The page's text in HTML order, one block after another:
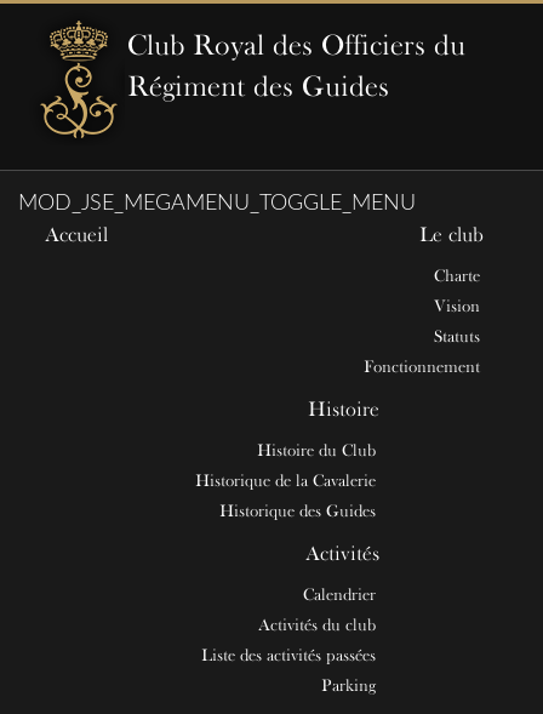
Club Royal des Officiers du
Régiment des Guides
MOD_JSE_MEGAMENU_TOGGLE_MENU
Accueil Le club
Charte
Vision
Statuts
Fonctionnement
Histoire
Histoire du Club
Historique de la Cavalerie
Historique des Guides
Activités
Calendrier
Activités du club
Liste des activités passées
Parking